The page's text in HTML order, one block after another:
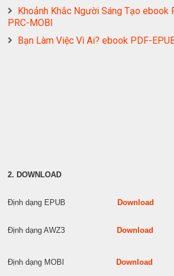
Khoảnh Khắc Người Sáng Tạo ebook
PRC-MOBI
Bạn Làm Việc Vì Ai? ebook PDF-
2. DOWNLOAD
Định dạng EPUB Download
Định dạng AWZ3 Download
Định dạng MOBI Download